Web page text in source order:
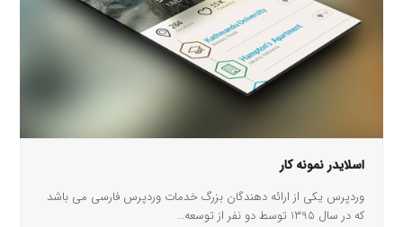
اسلایدر نمونه کار
وردپرس یکی از ارائه دهندگان بزرگ خدمات وردپرس فارسی می باشد
که در سال 1395 توسط دو نفر از توسعه…